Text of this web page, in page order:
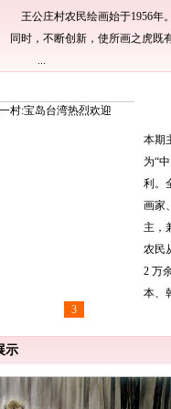
王公庄村农民绘画始于1956年
同时，不断创新，使所画之虎既
...
一村:民权虎接轨市场
一村”:虎虎生机 喜
一村—民权县王公庄
3
本期
为“
利。
画家
主，
农民
2 万
本、
示